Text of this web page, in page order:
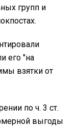
групп и
его "на
взятки от
по ч. 3 ст.
выгоды